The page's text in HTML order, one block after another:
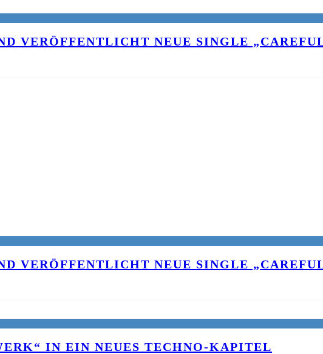
VERÖFFENTLICHT NEUE SINGLE
VERÖFFENTLICHT NEUE SINGLE
IN EIN NEUES TECHNO-KAPITEL